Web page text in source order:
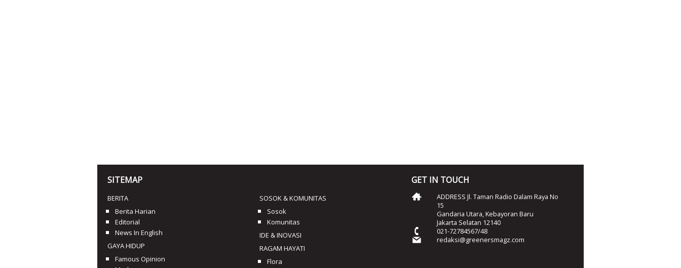
SITEMAP
BERITA
Berita Harian
Editorial
News In English
GAYA HIDUP
Famous Opinion
SOSOK & KOMUNITAS
Sosok
Komunitas
IDE & INOVASI
RAGAM HAYATI
Flora
GET IN TOUCH
ADDRESS Jl. Taman Radio Dalam Raya No
15
Gandaria Utara, Kebayoran Baru
Jakarta Selatan 12140
021-72784567/48
redaksi@greenersmagz.com